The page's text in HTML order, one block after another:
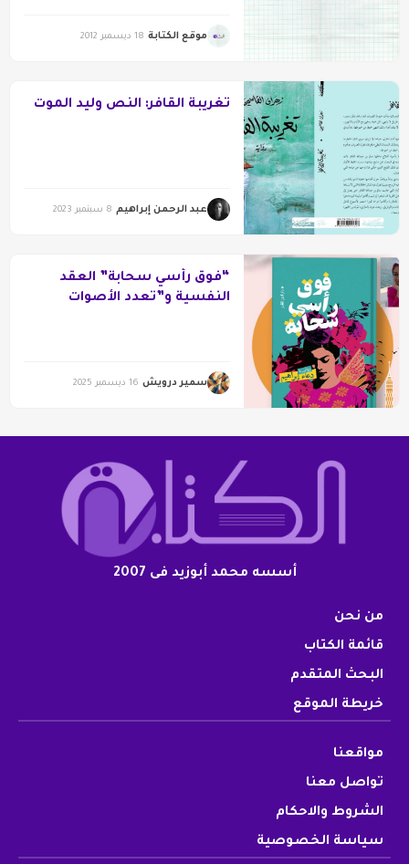
موقع الكتابة 18 ديسمبر 2012
تغريبة القافر: النص وليد الموت
عبد الرحمن إبراهيم 8 سبتمبر 2023
“فوق رأسي سحابة” العقد
النفسية و”تعدد الأصوات
سمير درويش 16 ديسمبر 2025
أسسه محمد أبوزيد فى 2007
من نحن
قائمة الكتاب
البحث المتقدم
خريطة الموقع
مواقعنا
تواصل معنا
الشروط والاحكام
سياسة الخصوصية